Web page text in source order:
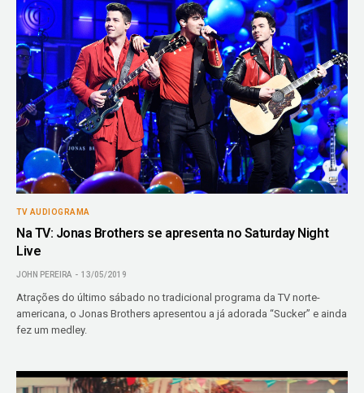
TV AUDIOGRAMA
Na TV: Jonas Brothers se apresenta no Saturday Night
Live
JOHN PEREIRA 13/05/2019
Atrações do último sábado no tradicional programa da TV norte-
americana, o Jonas Brothers apresentou a já adorada “Sucker” e ainda
fez um medley.